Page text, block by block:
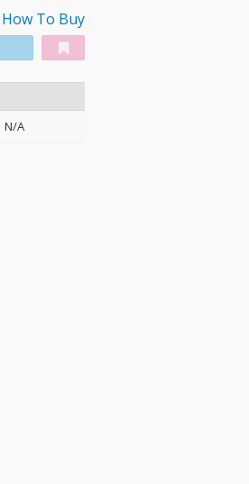
How To Buy
N/A